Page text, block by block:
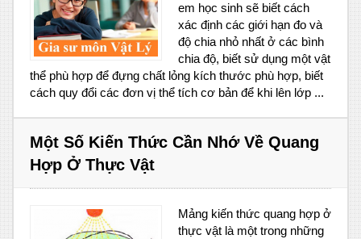
em học sinh sẽ biết cách
xác định các giới hạn đo và
độ chia nhỏ nhất ở các bình
chia độ, biết sử dụng một vật
thể phù hợp để đựng chất lỏng kích thước phù hợp, biết
cách quy đổi các đơn vị thể tích cơ bản để khi lên lớp ...
Một Số Kiến Thức Cần Nhớ Về Quang
Hợp Ở Thực Vật
Mảng kiến thức quang hợp ở
thực vật là một trong những